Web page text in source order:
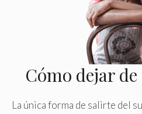
Cómo dejar
La única forma de salirte del